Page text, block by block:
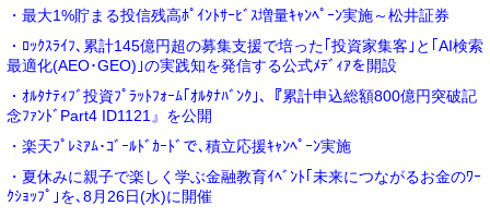
・最大1%貯まる投信残高ﾎﾟｲﾝﾄｻｰﾋﾞｽ増量ｷｬﾝﾍﾟｰﾝ実施～松井証券
・ﾛｯｸｽﾗｲﾌ､累計145億円超の募集支援で培った｢投資家集客｣と｢AI検索
最適化(AEO･GEO)｣の実践知を発信する公式ﾒﾃﾞｨｱを開設
・ｵﾙﾀﾅﾃｨﾌﾞ投資ﾌﾟﾗｯﾄﾌｫｰﾑ｢ｵﾙﾀﾅﾊﾞﾝｸ｣､『累計申込総額800億円突破記
念ﾌｧﾝﾄﾞPart4 ID1121』を公開
・楽天ﾌﾟﾚﾐｱﾑ･ｺﾞｰﾙﾄﾞｶｰﾄﾞで､積立応援ｷｬﾝﾍﾟｰﾝ実施
・夏休みに親子で楽しく学ぶ金融教育ｲﾍﾞﾝﾄ｢未来につながるお金のﾜｰ
ｸｼｮｯﾌﾟ｣を､8月26日(水)に開催